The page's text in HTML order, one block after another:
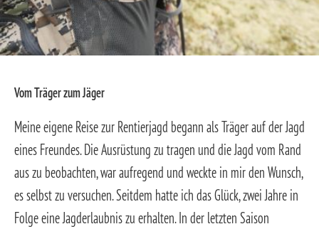
Vom Träger zum Jäger
Meine eigene Reise zur Rentierjagd begann als Träger auf der Jagd
eines Freundes. Die Ausrüstung zu tragen und die Jagd vom Rand
aus zu beobachten, war aufregend und weckte in mir den Wunsch,
es selbst zu versuchen. Seitdem hatte ich das Glück, zwei Jahre in
Folge eine Jagderlaubnis zu erhalten. In der letzten Saison